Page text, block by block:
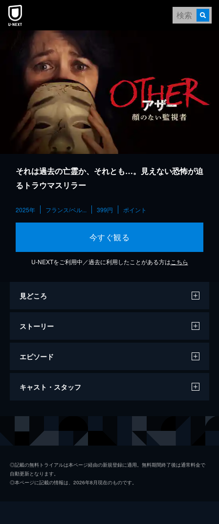
本文へスキップ
それは過去の亡霊か、それとも…。見えない恐怖が迫
るトラウマスリラー
2025年 フランス/ベル... 399円 ポイント
今すぐ観る
U-NEXTをご利用中／過去に利用したことがある方は こちら
見どころ
ストーリー
エピソード
OTHER アザー 顔のない監視者
キャスト・スタッフ
17歳のアリス
◎記載の無料トライアルは本ページ経由の新規登録に適用。無料期間終了後は通常料金で
自動更新となります。
◎本ページに記載の情報は、2026年8月現在のものです。